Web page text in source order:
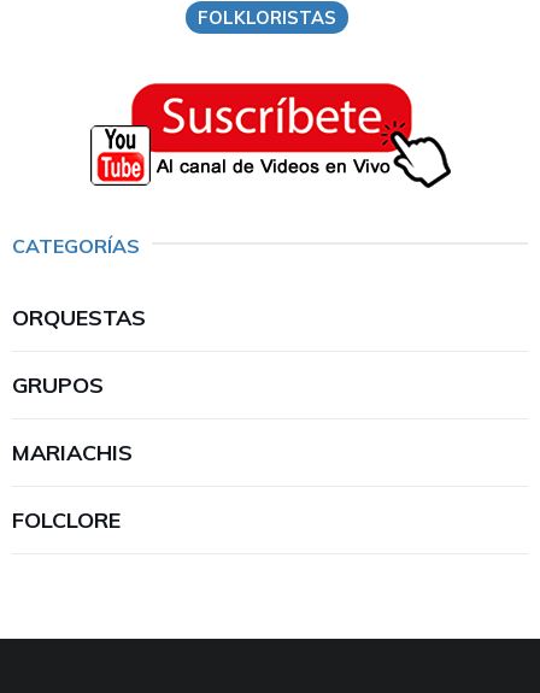
FOLKLORISTAS
CATEGORÍAS
ORQUESTAS
GRUPOS
MARIACHIS
FOLCLORE